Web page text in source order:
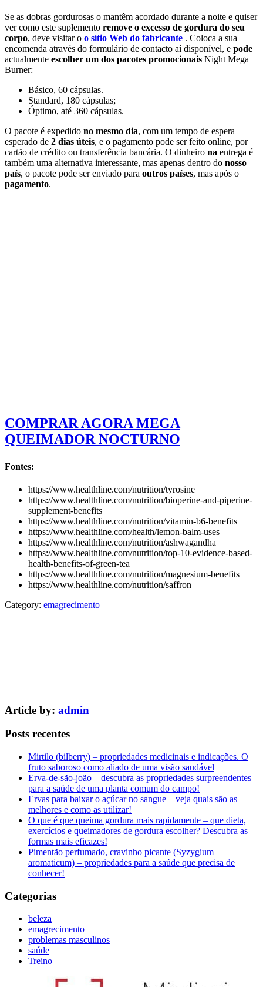
Se as dobras gordurosas o mantêm acordado durante a noite e quiser
ver como este suplemento remove o excesso de gordura do seu
corpo, deve visitar o o sítio Web do fabricante . Coloca a sua
encomenda através do formulário de contacto aí disponível, e pode
actualmente escolher um dos pacotes promocionais Night Mega
Burner:
Básico, 60 cápsulas.
Standard, 180 cápsulas;
Óptimo, até 360 cápsulas.
O pacote é expedido no mesmo dia, com um tempo de espera
esperado de 2 dias úteis, e o pagamento pode ser feito online, por
cartão de crédito ou transferência bancária. O dinheiro na entrega é
também uma alternativa interessante, mas apenas dentro do nosso
país, o pacote pode ser enviado para outros países, mas após o
pagamento.
COMPRAR AGORA MEGA
QUEIMADOR NOCTURNO
Fontes:
https://www.healthline.com/nutrition/tyrosine
https://www.healthline.com/nutrition/bioperine-and-piperine-
supplement-benefits
https://www.healthline.com/nutrition/vitamin-b6-benefits
https://www.healthline.com/health/lemon-balm-uses
https://www.healthline.com/nutrition/ashwagandha
https://www.healthline.com/nutrition/top-10-evidence-based-
health-benefits-of-green-tea
https://www.healthline.com/nutrition/magnesium-benefits
https://www.healthline.com/nutrition/saffron
Category: emagrecimento
Article by: admin
Posts recentes
Mirtilo (bilberry) – propriedades medicinais e indicações. O
fruto saboroso como aliado de uma visão saudável
Erva-de-são-joão – descubra as propriedades surpreendentes
para a saúde de uma planta comum do campo!
Ervas para baixar o açúcar no sangue – veja quais são as
melhores e como as utilizar!
O que é que queima gordura mais rapidamente – que dieta,
exercícios e queimadores de gordura escolher? Descubra as
formas mais eficazes!
Pimentão perfumado, cravinho picante (Syzygium
aromaticum) – propriedades para a saúde que precisa de
conhecer!
Categorias
beleza
emagrecimento
problemas masculinos
saúde
Treino